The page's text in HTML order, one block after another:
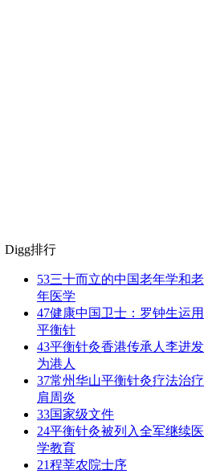
Digg排行
53三十而立的中国老年学和老
年医学
47健康中国卫士：罗钟生运用
平衡针
43平衡针灸香港传承人李进发
为港人
37常州华山平衡针灸疗法治疗
肩周炎
33国家级文件
24平衡针灸被列入全军继续医
学教育
21程莘农院士序